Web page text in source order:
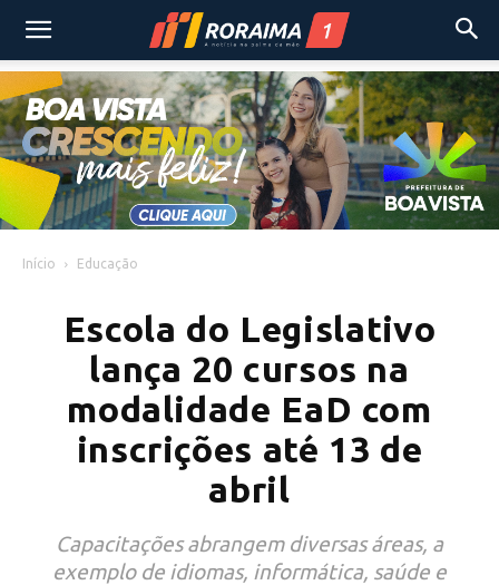
Início Educação
Escola do Legislativo
lança 20 cursos na
modalidade EaD com
inscrições até 13 de
abril
Capacitações abrangem diversas áreas, a
exemplo de idiomas, informática, saúde e